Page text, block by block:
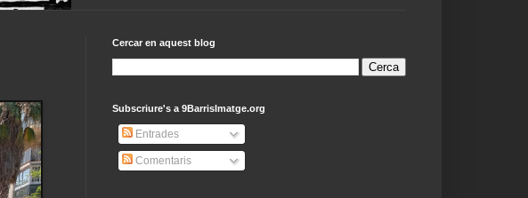
Cercar en aquest blog
Subscriure's a 9BarrisImatge.org
Entrades
Comentaris